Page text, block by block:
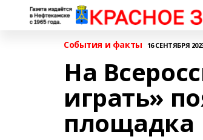
События и факты 16 СЕНТЯБРЯ
На
играть»
площадка